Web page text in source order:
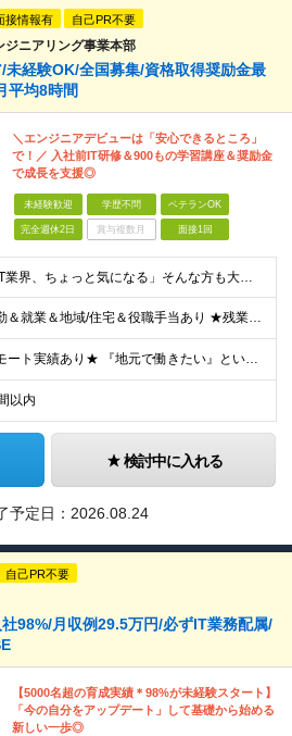
接情報有 自己PR不要
ジニアリング事業本部
未経験OK/全国募集/資格取得奨励金最
平均8時間
＼エンジニアデビューは「安心できるところ」
で！／ 入社前IT研修＆900もの学習講座＆奨励金
で成長を支援◎
未経験歓迎 学歴不問 ベテランOK
完全週休2日 賞与複数月 面接1回
★「IT業界、ちょっと気になる」そんな方も大歓迎！ ■学歴不問 ■未経験・第二新卒歓迎 ■知識・経験はこれから身につけていければOK！ □■ステップアップ■□ 社内システム開発やインフラ構築などジャ
★通勤＆就業＆地域/住宅＆役職手当あり ★残業代は全額支給 ★選べる給与制度あり！ ■東京・神奈川・千葉・埼玉勤務の場合 月給24.5万円～55万円＋諸手当 （残業代は全額支給） (20,000円の
★リモート実績あり★ 『地元で働きたい』という希望に、業界トップクラス約7,000件の取引事業所数、90,000件以上のプロジェクトから検討をいたします。 全国の取引先での就業となります（沖縄を除
以内
検討中に入れる
予定日： 2026.08.24
自己PR不要
98%/月収例29.5万円/必ずIT業務配属/
【5000名超の育成実績＊98%が未経験スタート】
「今の自分をアップデート」して基礎から始める
新しい一歩◎